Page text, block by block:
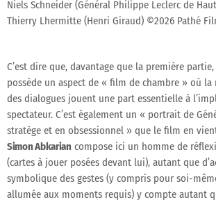
Niels Schneider (Général Philippe Leclerc de
Thierry Lhermitte (Henri Giraud) ©2026 Pathé
C’est dire que, davantage que la première
possède un aspect de « film de chambre » où la
des dialogues jouent une part essentielle à
spectateur. C’est également un « portrait de
stratège et en obsessionnel » que le film en
Simon Abkarian compose ici un homme de
(cartes à jouer posées devant lui), autant que
symbolique des gestes (y compris pour soi-
allumée aux moments requis) y compte autant